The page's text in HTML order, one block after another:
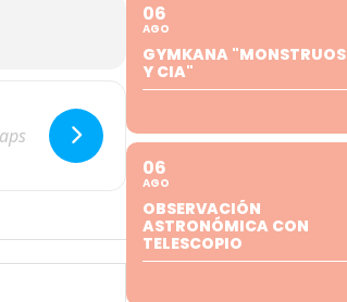
06
AGO
GYMKANA "MONSTRUOS
Y CIA"
06
AGO
OBSERVACIÓN
ASTRONÓMICA CON
TELESCOPIO